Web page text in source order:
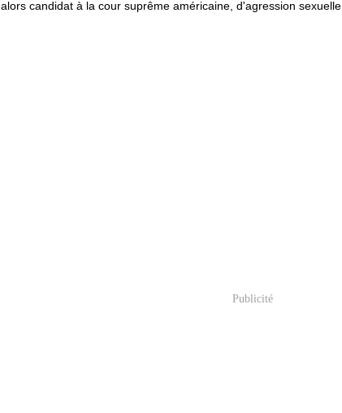
alors candidat à la cour suprême américaine, d'agression sexuelle.
Publicité